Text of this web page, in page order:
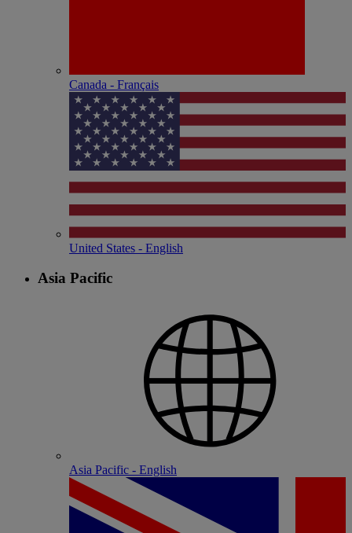
Canada - Français
United States - English
Asia Pacific
Asia Pacific - English